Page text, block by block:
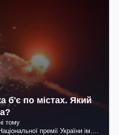
б'є по містах. Який
тому
премії України ім.